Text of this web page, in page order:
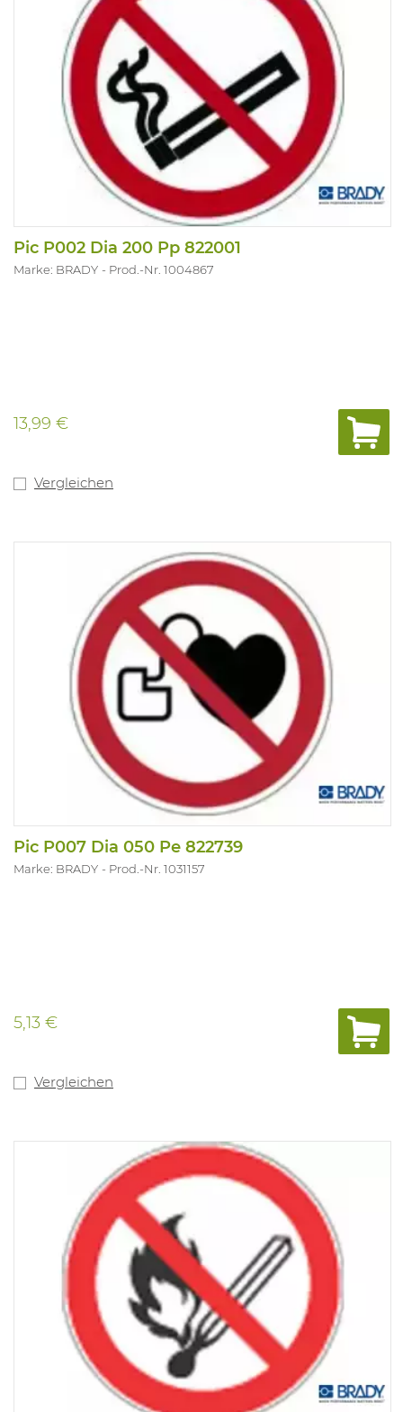
Pic P002 Dia 200 Pp 822001
Marke: BRADY Prod.-Nr. 1004867
13,99 €
Vergleichen
Pic P007 Dia 050 Pe 822739
Marke: BRADY Prod.-Nr. 1031157
5,13 €
Vergleichen